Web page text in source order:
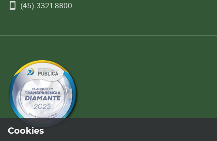
smartphone (45) 3321-8800
Cookies